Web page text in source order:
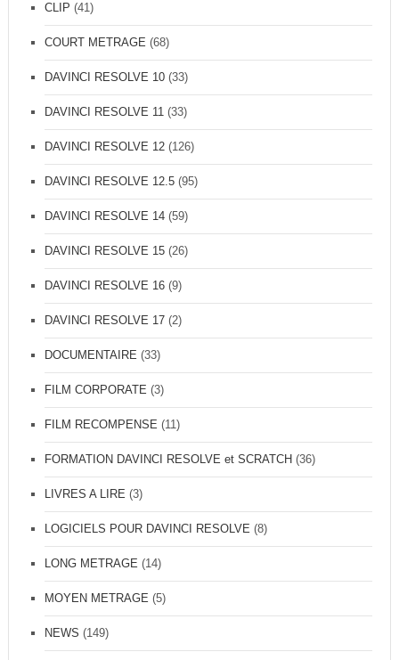
CLIP (41)
COURT METRAGE (68)
DAVINCI RESOLVE 10(33)
DAVINCI RESOLVE 11(33)
DAVINCI RESOLVE 12(126)
DAVINCI RESOLVE 12.5(95)
DAVINCI RESOLVE 14(59)
DAVINCI RESOLVE 15(26)
DAVINCI RESOLVE 16(9)
DAVINCI RESOLVE 17(2)
DOCUMENTAIRE (33)
FILM CORPORATE (3)
FILM RECOMPENSE (11)
FORMATION DAVINCI RESOLVE et SCRATCH (36)
LIVRES A LIRE (3)
LOGICIELS POUR DAVINCI RESOLVE (8)
LONG METRAGE (14)
MOYEN METRAGE (5)
NEWS (149)